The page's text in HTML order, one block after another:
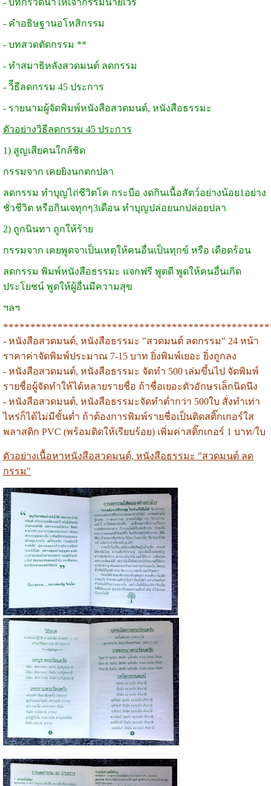
- คำอธิษฐานอโหสิกรรม
- บทสวดตัดกรรม **
- ทำสมาธิหลังสวดมนต์ ลดกรรม
- วิีธีลดกรรม 45 ประการ
- รายนามผู้จัดพิมพ์หนังสือสวดมนต์, หนังสือธรรมะ
ตัวอย่างวิธีลดกรรม 45 ประการ
1) สูญเสียคนใกล้ชิด
กรรมจาก เคยยิงนกตกปลา
ลดกรรม ทำบุญไถ่ชีวิตโค กระบือ งดกินเนื้อสัตว์อย่างน้อย1อย่าง
ชั่วชีวิต หรือกินเจทุกๆ3เดือน ทำบุญปล่อยนกปล่อยปลา
2) ถูกนินทา ถูกให้ร้าย
กรรมจาก เคยพูดจาเป็นเหตุให้คนอื่นเป็นทุกข์ หรือ เดือดร้อน
ลดกรรม พิมพ์หนังสือธรรมะ แจกฟรี พูดดี พูดให้คนอื่นเกิด
ประโยชน์ พูดให้ผู้อื่นมีความสุข
ฯลฯ
- หนังสือสวดมนต์, หนังสือธรรมะ "สวดมนต์ ลดกรรม" 24 หน้า
ราคาค่าจัดพิมพ์ประมาณ 7-15 บาท ยิ่งพิมพ์เยอะ ยิ่งถูกลง
- หนังสือสวดมนต์, หนังสือธรรมะ จัดทำ 500 เล่มขึ้นไป จัดพิมพ์
รายชื่อผู้จัดทำให้ได้หลายรายชื่อ ถ้าชื่อเยอะตัวอักษรเล็กนิดนึง
- หนังสือสวดมนต์, หนังสือธรรมะจัดทำต่ำกว่า 500ใบ สั่งทำเท่า
ไหร่ก็ได้ไม่มีขั้นต่ำ ถ้าต้องการพิมพ์รายชื่อเป็นติดสติ๊กเกอร์ใส
พลาสติก PVC (พร้อมติดให้เรียบร้อย) เพิ่มค่าสติ๊กเกอร์ 1 บาท/ใบ
ตัวอย่างเนื้อหาหนังสือสวดมนต์, หนังสือธรรมะ "สวดมนต์ ลด
กรรม"